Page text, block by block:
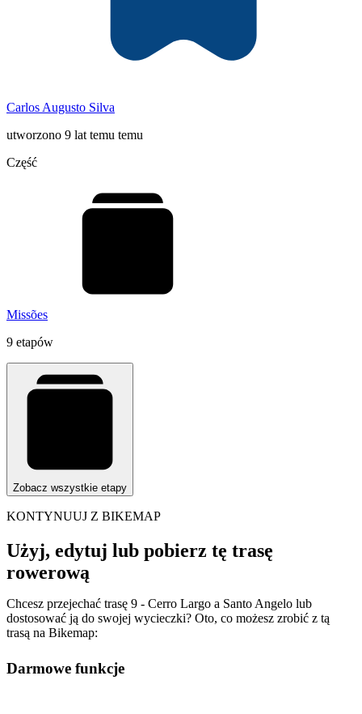
Carlos Augusto Silva
utworzono 9 lat temu temu
Część
Missões
9 etapów
Zobacz wszystkie etapy
KONTYNUUJ Z BIKEMAP
Użyj, edytuj lub pobierz tę trasę
rowerową
Chcesz przejechać trasę 9 - Cerro Largo a Santo Angelo lub
dostosować ją do swojej wycieczki? Oto, co możesz zrobić z tą
trasą na Bikemap:
Darmowe funkcje